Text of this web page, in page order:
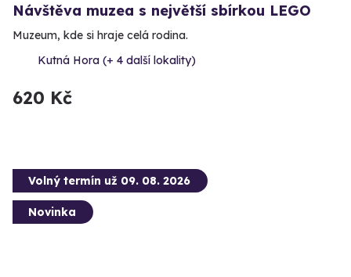
Návštěva muzea s největší sbírkou LEGO
Muzeum, kde si hraje celá rodina.
Kutná Hora (+ 4 další lokality)
620 Kč
Volný termín už 09. 08. 2026
Novinka